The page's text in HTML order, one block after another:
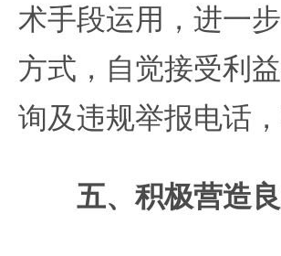
术手段运用，进一
方式，自觉接受利
询及违规举报电话
五、积极营造